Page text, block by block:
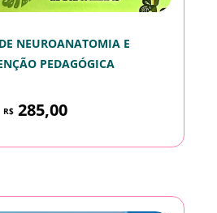
NEUROANATOMIA E
PEDAGÓGICA
R$285,00